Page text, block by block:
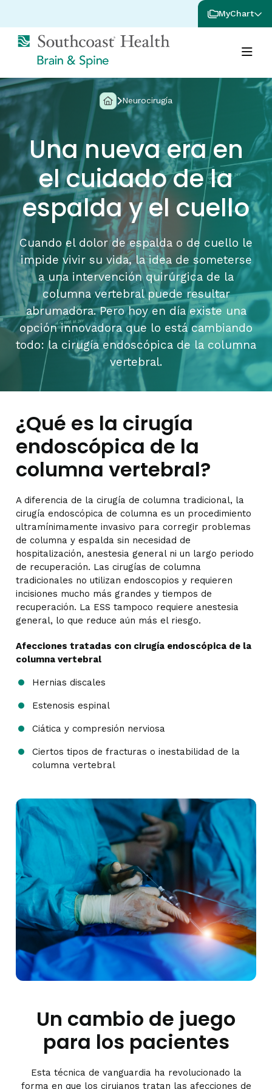
MyChart
Neurocirugía
Una nueva era en
el cuidado de la
espalda y el cuello
Cuando el dolor de espalda o de cuello le
impide vivir su vida, la idea de someterse
a una intervención quirúrgica de la
columna vertebral puede resultar
abrumadora. Pero hoy en día existe una
opción innovadora que lo está cambiando
todo: la cirugía endoscópica de la columna
vertebral.
¿Qué es la cirugía
endoscópica de la
columna vertebral?
A diferencia de la cirugía de columna tradicional, la
cirugía endoscópica de columna es un procedimiento
ultramínimamente invasivo para corregir problemas
de columna y espalda sin necesidad de
hospitalización, anestesia general ni un largo periodo
de recuperación. Las cirugías de columna
tradicionales no utilizan endoscopios y requieren
incisiones mucho más grandes y tiempos de
recuperación. La ESS tampoco requiere anestesia
general, lo que reduce aún más el riesgo.
Afecciones tratadas con cirugía endoscópica de la
columna vertebral
Hernias discales
Estenosis espinal
Ciática y compresión nerviosa
Ciertos tipos de fracturas o inestabilidad de la
columna vertebral
Un cambio de juego
para los pacientes
Esta técnica de vanguardia ha revolucionado la
forma en que los cirujanos tratan las afecciones de